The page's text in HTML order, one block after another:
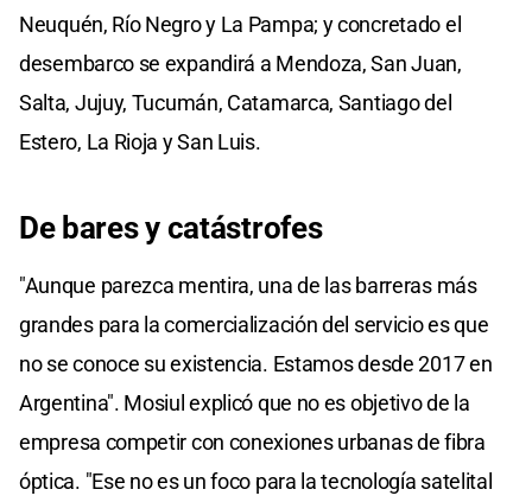
Neuquén, Río Negro y La Pampa; y concretado el
desembarco se expandirá a Mendoza, San Juan,
Salta, Jujuy, Tucumán, Catamarca, Santiago del
Estero, La Rioja y San Luis.
De bares y catástrofes
"Aunque parezca mentira, una de las barreras más
grandes para la comercialización del servicio es que
no se conoce su existencia. Estamos desde 2017 en
Argentina". Mosiul explicó que no es objetivo de la
empresa competir con conexiones urbanas de fibra
óptica. "Ese no es un foco para la tecnología satelital